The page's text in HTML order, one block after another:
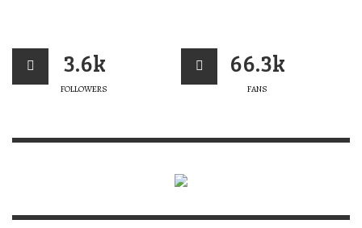
3.6k
FOLLOWERS
66.3k
FANS